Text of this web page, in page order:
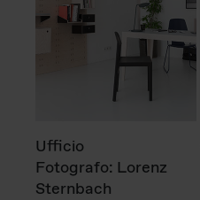
Ufficio
Fotografo: Lorenz
Sternbach